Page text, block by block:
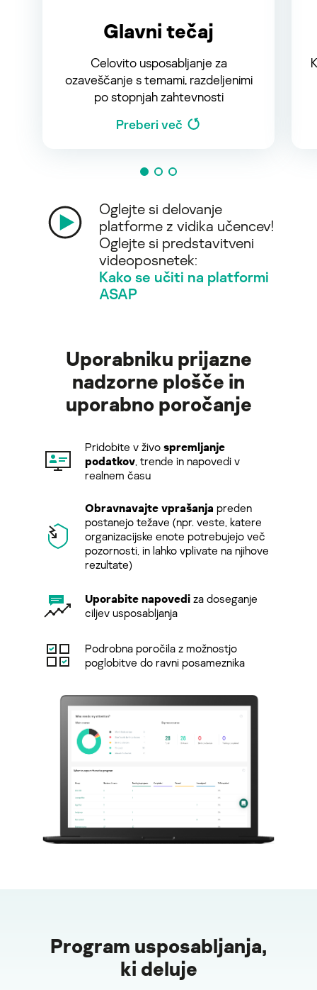
Glavni tečaj
Celovito usposabljanje za
ozaveščanje s temami, razdeljenimi
po stopnjah zahtevnosti
Preberi več
Oglejte si delovanje
platforme z vidika učencev!
Oglejte si predstavitveni
videoposnetek:
Kako se učiti na platformi
ASAP
Uporabniku prijazne
nadzorne plošče in
uporabno poročanje
Pridobite v živo spremljanje
podatkov , trende in napovedi v
realnem času
Obravnavajte vprašanja preden
postanejo težave (npr. veste, katere
organizacijske enote potrebujejo več
pozornosti, in lahko vplivate na njihove
rezultate)
Uporabite napovedi za doseganje
ciljev usposabljanja
Podrobna poročila z možnostjo
poglobitve do ravni posameznika
Program usposabljanja,
ki deluje